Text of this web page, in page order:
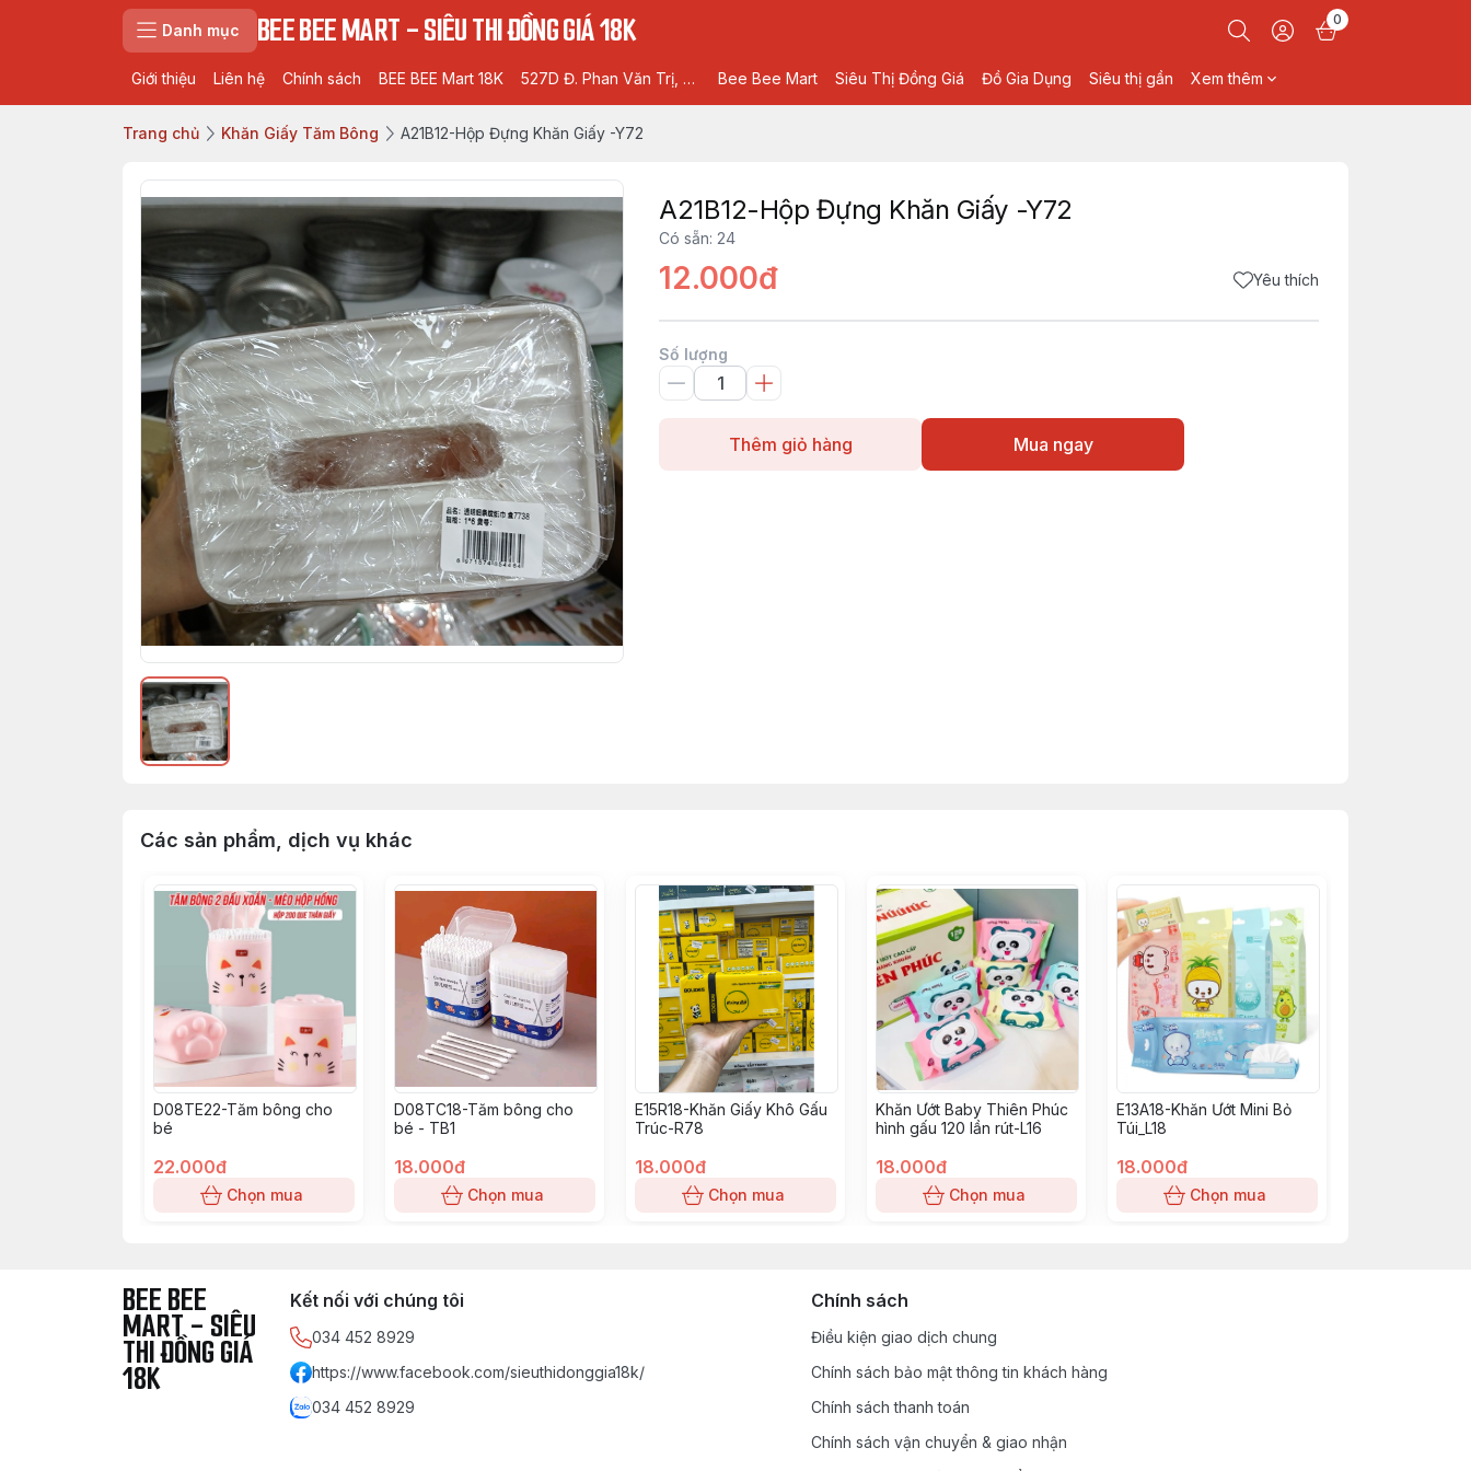
Danh mục BEE BEE MART - SIÊU THI ĐỒNG GIÁ 18K 0
Giới thiệu Liên hệ Chính sách BEE BEE Mart 18K 527D Đ. Phan Văn Trị, Phường 5, Gò Vấp, Hồ Chí Minh Bee Bee Mart Siêu Thị Đồng Giá Đồ Gia Dụng Siêu thị gần Xem thêm
Trang chủ Khăn Giấy Tăm Bông A21B12-Hộp Đựng Khăn Giấy -Y72
A21B12-Hộp Đựng Khăn Giấy -Y72
Có sẵn: 24
12.000đ Yêu thích
Số lượng
Thêm giỏ hàng Mua ngay
Các sản phẩm, dịch vụ khác
D08TE22-Tăm bông cho
bé
22.000đ
Chọn mua
D08TC18-Tăm bông cho
bé - TB1
18.000đ
Chọn mua
E15R18-Khăn Giấy Khô Gấu
Trúc-R78
18.000đ
Chọn mua
Khăn Ướt Baby Thiên Phúc
hình gấu 120 lần rút-L16
18.000đ
Chọn mua
E13A18-Khăn Ướt Mini Bỏ
Túi_L18
18.000đ
Chọn mua
BEE BEE
MART - SIÊU
THI ĐỒNG GIÁ
18K
Kết nối với chúng tôi
034 452 8929
https://www.facebook.com/sieuthidonggia18k/
034 452 8929
Chính sách
Điều kiện giao dịch chung
Chính sách bảo mật thông tin khách hàng
Chính sách thanh toán
Chính sách vận chuyển & giao nhận